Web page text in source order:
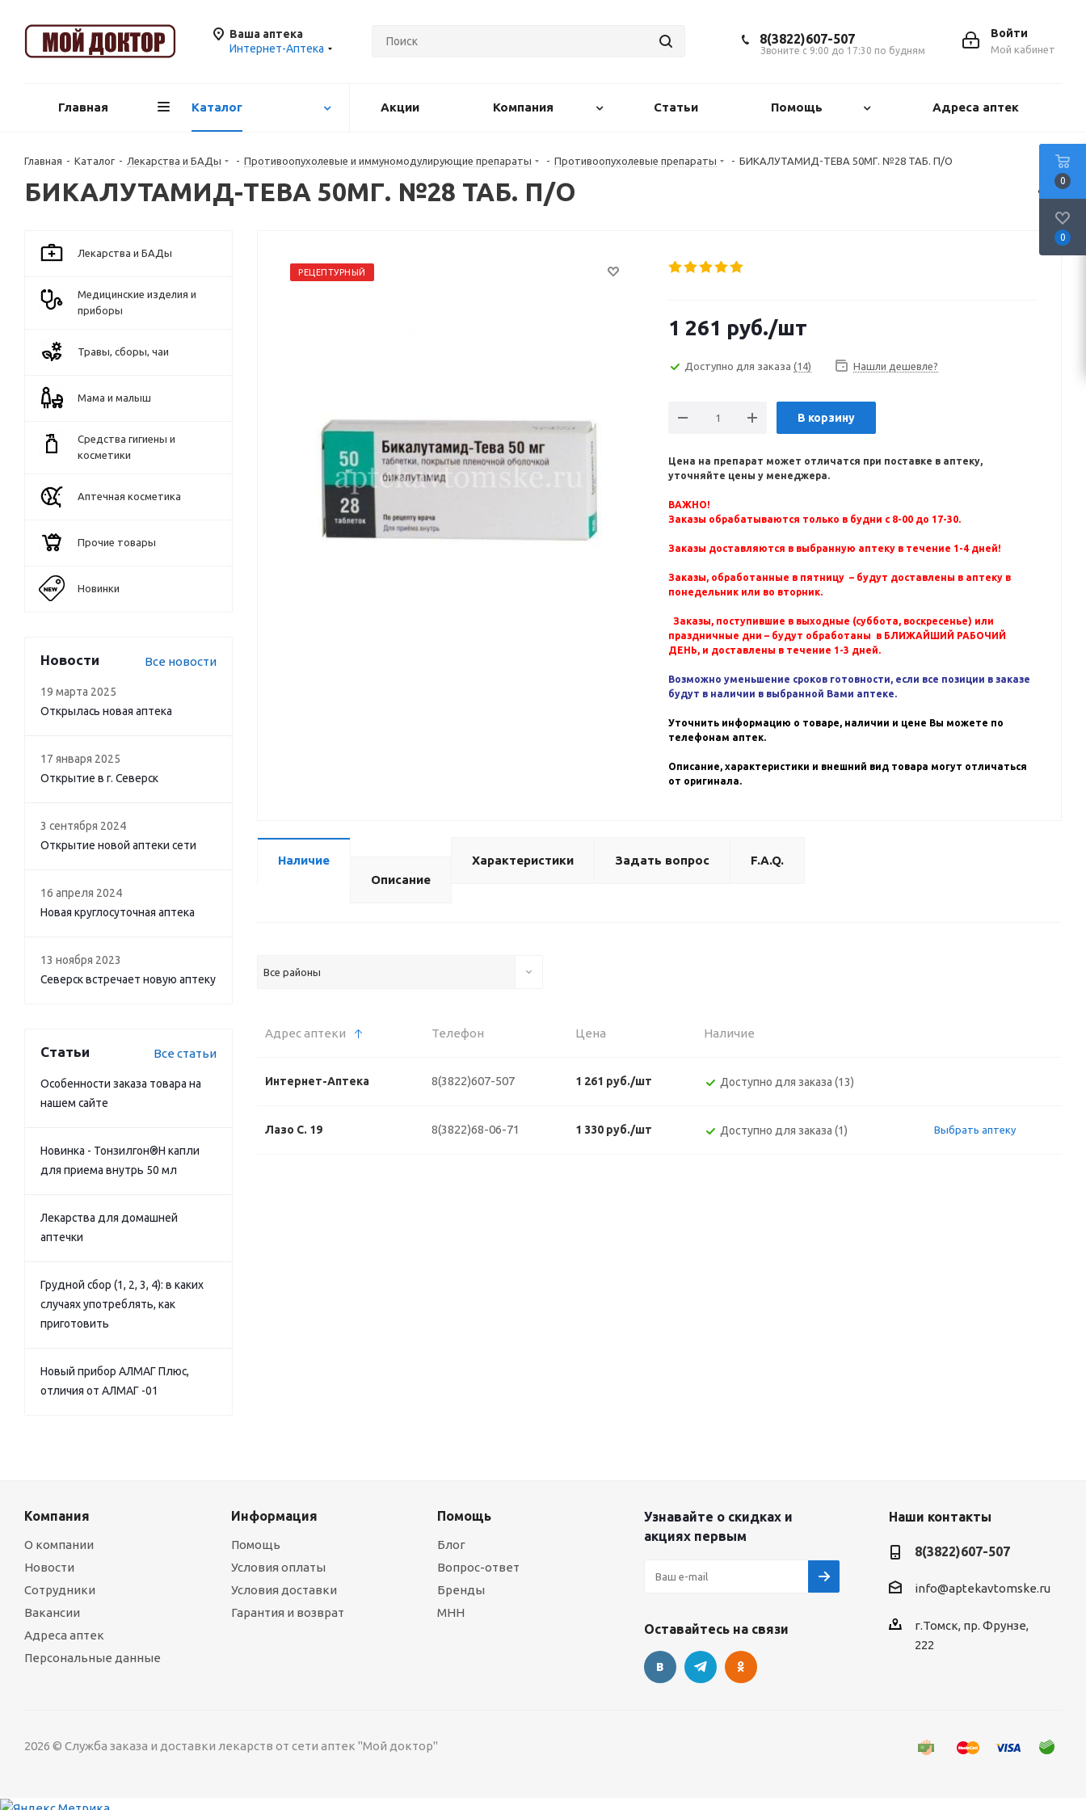
Ваша аптека
Интернет-Аптека
Войти
Мой кабинет
8(3822)607-507
Звоните с 9:00 до 17:30 по будням
Главная Каталог Акции Компания Статьи Помощь Адреса аптек
Главная - Каталог - Лекарства и БАДы - Противоопухолевые и иммуномодулирующие препараты - Противоопухолевые препараты - БИКАЛУТАМИД-ТЕВА 50МГ. №28 ТАБ. П/О
БИКАЛУТАМИД-ТЕВА 50МГ. №28 ТАБ. П/О
РЕЦЕПТУРНЫЙ
1 261 руб./шт
Доступно для заказа (14) Нашли дешевле?
В корзину
Цена на препарат может отличатся при поставке в аптеку,
уточняйте цены у менеджера.
ВАЖНО!
Заказы обрабатываются только в будни с 8-00 до 17-30.
Заказы доставляются в выбранную аптеку в течение 1-4 дней!
Заказы, обработанные в пятницу – будут доставлены в аптеку в
понедельник или во вторник.
Заказы, поступившие в выходные (суббота, воскресенье) или
праздничные дни – будут обработаны в БЛИЖАЙШИЙ РАБОЧИЙ
ДЕНЬ, и доставлены в течение 1-3 дней.
Возможно уменьшение сроков готовности, если все позиции в заказе
будут в наличии в выбранной Вами аптеке.
Уточнить информацию о товаре, наличии и цене Вы можете по
телефонам аптек.
Описание, характеристики и внешний вид товара могут отличаться
от оригинала.
Наличие
Описание
Характеристики Задать вопрос F.A.Q.
Все районы
Адрес аптеки Телефон Цена Наличие
Интернет-Аптека 8(3822)607-507 1 261 руб./шт Доступно для заказа (13)
Лазо С. 19 8(3822)68-06-71 1 330 руб./шт Доступно для заказа (1) Выбрать аптеку
Лекарства и БАДы
Медицинские изделия и
приборы
Травы, сборы, чаи
Мама и малыш
Средства гигиены и
косметики
Аптечная косметика
Прочие товары
Новинки
Новости Все новости
19 марта 2025
Открылась новая аптека
17 января 2025
Открытие в г. Северск
3 сентября 2024
Открытие новой аптеки сети
16 апреля 2024
Новая круглосуточная аптека
13 ноября 2023
Северск встречает новую аптеку
Статьи Все статьи
Особенности заказа товара на
нашем сайте
Новинка - Тонзилгон®Н капли
для приема внутрь 50 мл
Лекарства для домашней
аптечки
Грудной сбор (1, 2, 3, 4): в каких
случаях употреблять, как
приготовить
Новый прибор АЛМАГ Плюс,
отличия от АЛМАГ -01
Компания
О компании
Новости
Сотрудники
Вакансии
Адреса аптек
Персональные данные
Информация
Помощь
Условия оплаты
Условия доставки
Гарантия и возврат
Помощь
Блог
Вопрос-ответ
Бренды
МНН
Узнавайте о скидках и
акциях первым
Оставайтесь на связи
Наши контакты
8(3822)607-507
info@aptekavtomske.ru
г.Томск, пр. Фрунзе,
222
2026 © Служба заказа и доставки лекарств от сети аптек "Мой доктор"
0
0